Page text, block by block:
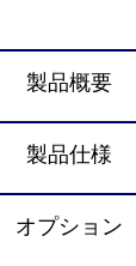
製品概要
製品仕様
オプション